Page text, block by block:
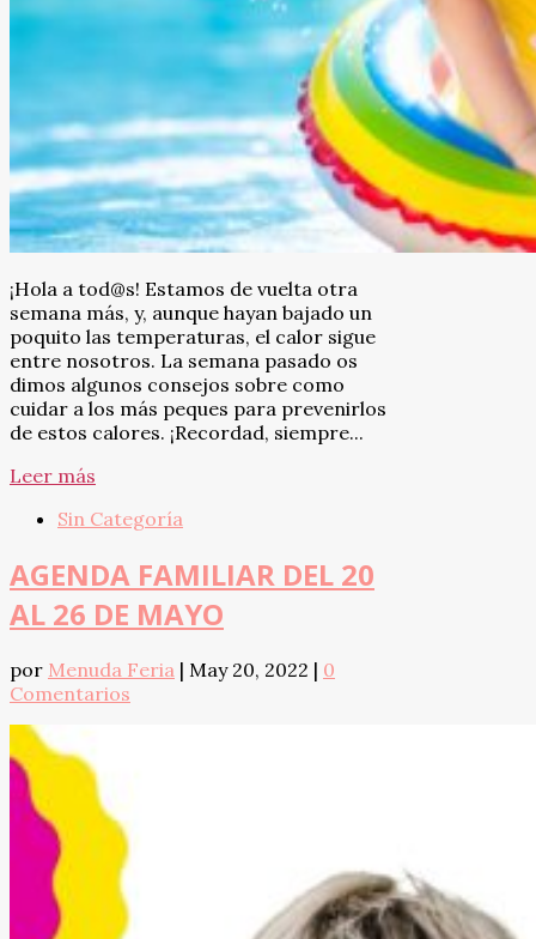
¡Hola a tod@s! Estamos de vuelta otra
semana más, y, aunque hayan bajado un
poquito las temperaturas, el calor sigue
entre nosotros. La semana pasado os
dimos algunos consejos sobre como
cuidar a los más peques para prevenirlos
de estos calores. ¡Recordad, siempre...
Leer más
Sin Categoría
AGENDA FAMILIAR DEL 20
AL 26 DE MAYO
por Menuda Feria | May 20, 2022 | 0
Comentarios